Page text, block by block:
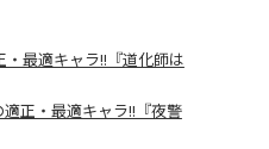
最適キャラ!!『道化師は
正・最適キャラ!!『夜警